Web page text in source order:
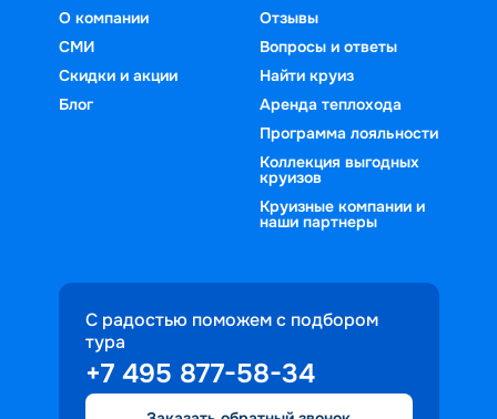
О компании
СМИ
Скидки и акции
Блог
Отзывы
Вопросы и ответы
Найти круиз
Аренда теплохода
Программа лояльности
Коллекция выгодных
круизов
Круизные компании и
наши партнеры
С радостью поможем с подбором
тура
+7 495 877-58-34